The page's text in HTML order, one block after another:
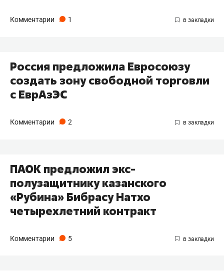
Комментарии 1
Россия предложила Евросоюзу
создать зону свободной торговли
с ЕврАзЭС
Комментарии 2
ПАОК предложил экс-
полузащитнику казанского
«Рубина» Бибрасу Натхо
четырехлетний контракт
Комментарии 5